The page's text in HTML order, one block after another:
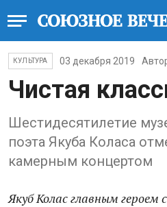
КУЛЬТУРА 03 декабря 2019
Чистая
Шестидесятилетие
поэта Якуба Коласа
камерным концертом
Якуб Колас главным героем